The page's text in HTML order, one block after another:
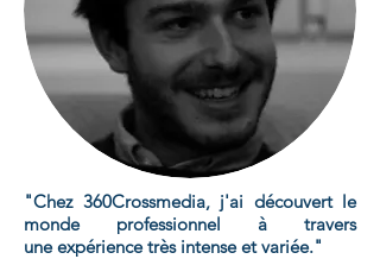
"Chez 360Crossmedia, j'ai découvert le
monde professionnel à travers
une expérience très intense et variée."